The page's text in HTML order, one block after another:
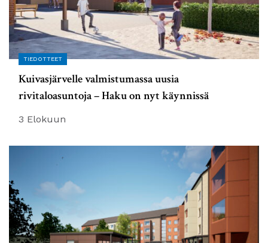
TIEDOTTEET
Kuivasjärvelle valmistumassa uusia
rivitaloasuntoja – Haku on nyt käynnissä
3 Elokuun